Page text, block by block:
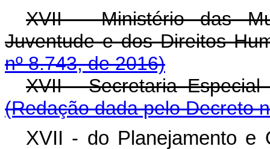
XVII - Ministério das
Juventude e dos Direitos
nº 8.743, de 2016)
XVII - Secretaria
(Redação dada pelo Decreto
XVII - do Planejamento e